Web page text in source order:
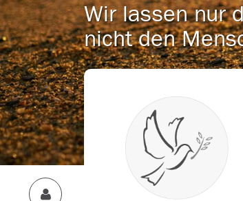
Wir lassen nur
nicht den